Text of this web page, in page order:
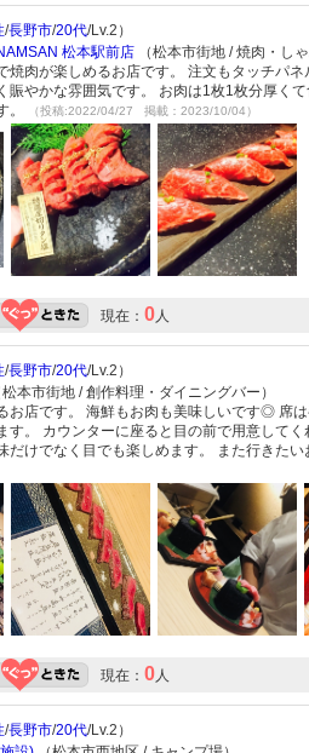
/長野市/20代/Lv.2）
松本駅前店 （松本市街地 / 焼肉・し
焼肉が楽しめるお店です。 注文もタッチパ
賑やかな雰囲気です。 お肉は1枚1枚分厚く
。
（投稿:2022/04/27 掲載：2023/10/04）
現在： 0人
/長野市/20代/Lv.2）
松本市街地 / 創作料理・ダイニングバー）
お店です。 海鮮もお肉も美味しいです◎ 席
す。 カウンターに座ると目の前で用意して
だけでなく目でも楽しめます。 また行きたい
現在： 0人
/長野市/20代/Lv.2）